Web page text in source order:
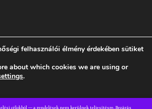
célokból — a rendelések nem kerülnek teljesítésre.Bezárás
ÁSZF Adatvédelmi tájékoztató
felhasználói élmény érdekében sütiket
about which cookies we are using or
.